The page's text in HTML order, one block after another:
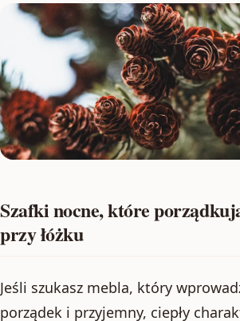
Szafki nocne, które
przy łóżku
Jeśli szukasz mebla, który
porządek i przyjemny, ciepły